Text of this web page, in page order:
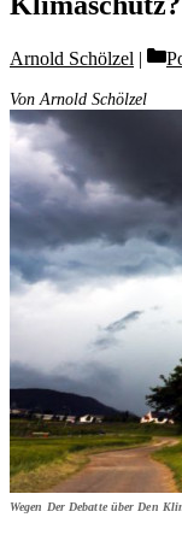
Arnold Schölzel
Von Arnold Schölzel
Wegen Der Debatte über Den